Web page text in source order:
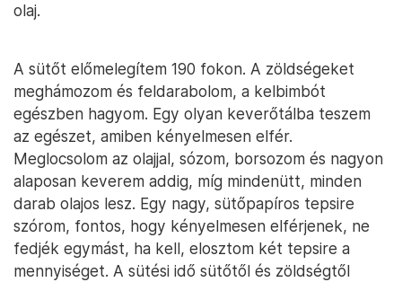
olaj.
A sütőt előmelegítem 190 fokon. A zöldségeket
meghámozom és feldarabolom, a kelbimbót
egészben hagyom. Egy olyan keverőtálba teszem
az egészet, amiben kényelmesen elfér.
Meglocsolom az olajjal, sózom, borsozom és nagyon
alaposan keverem addig, míg mindenütt, minden
darab olajos lesz. Egy nagy, sütőpapíros tepsire
szórom, fontos, hogy kényelmesen elférjenek, ne
fedjék egymást, ha kell, elosztom két tepsire a
mennyiséget. A sütési idő sütőtől és zöldségtől